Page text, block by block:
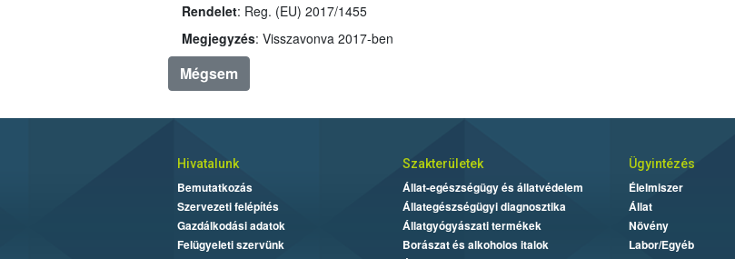
Rendelet: Reg. (EU) 2017/1455
Megjegyzés: Visszavonva 2017-ben
Mégsem
Hivatalunk
Bemutatkozás
Szervezeti felépítés
Gazdálkodási adatok
Felügyeleti szervünk
Szakterületek
Állat-egészségügy és állatvédelem
Állategészségügyi diagnosztika
Állatgyógyászati termékek
Borászat és alkoholos italok
Ügyintézés
Élelmiszer
Állat
Növény
Labor/Egyéb